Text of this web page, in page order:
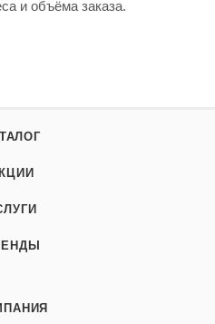
и объёма заказа.